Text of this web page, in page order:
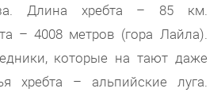
Длина хребта – 85 км.
– 4008 метров (гора Лайла).
которые на тают даже
хребта – альпийские луга.